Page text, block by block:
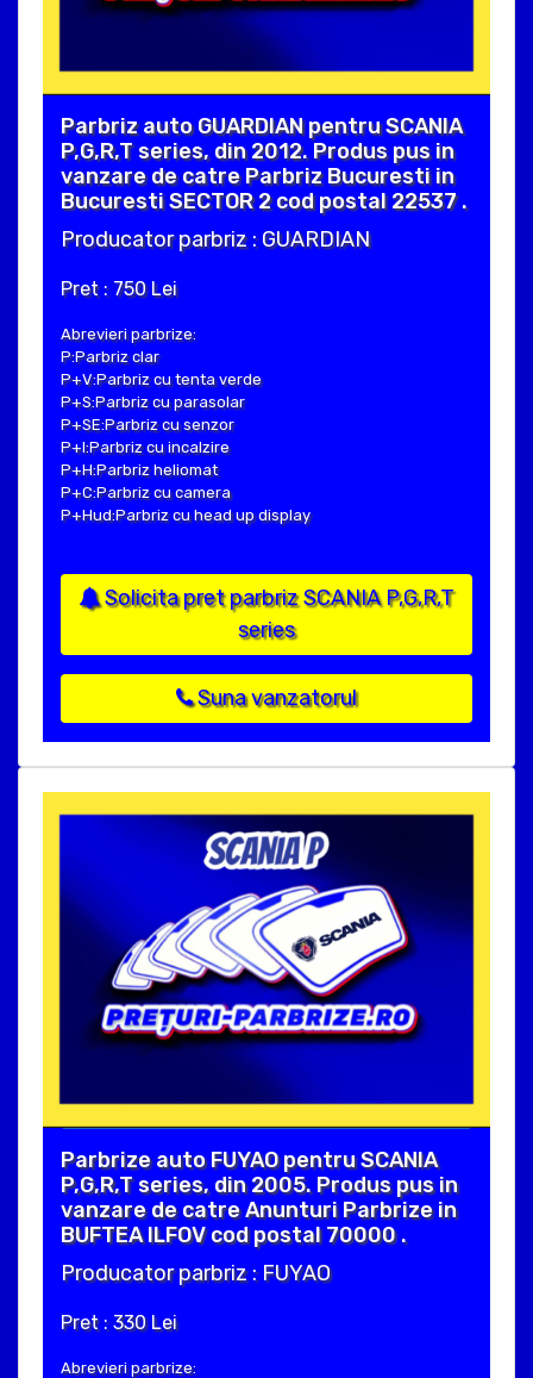
Parbriz auto GUARDIAN pentru SCANIA
P,G,R,T series, din 2012. Produs pus in
vanzare de catre Parbriz Bucuresti in
Bucuresti SECTOR 2 cod postal 22537 .
Producator parbriz : GUARDIAN
Pret : 750 Lei
Abrevieri parbrize:
P:Parbriz clar
P+V:Parbriz cu tenta verde
P+S:Parbriz cu parasolar
P+SE:Parbriz cu senzor
P+I:Parbriz cu incalzire
P+H:Parbriz heliomat
P+C:Parbriz cu camera
P+Hud:Parbriz cu head up display
Solicita pret parbriz SCANIA P,G,R,T
series
Suna vanzatorul
Parbrize auto FUYAO pentru SCANIA
P,G,R,T series, din 2005. Produs pus in
vanzare de catre Anunturi Parbrize in
BUFTEA ILFOV cod postal 70000 .
Producator parbriz : FUYAO
Pret : 330 Lei
Abrevieri parbrize: